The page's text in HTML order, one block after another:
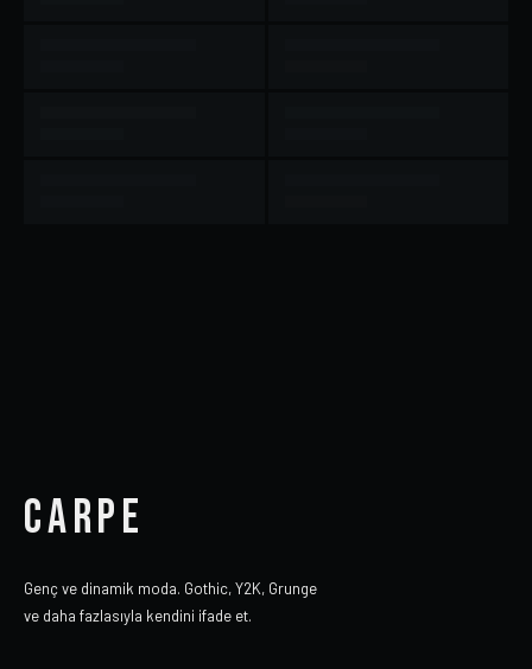
CARPE
Genç ve dinamik moda. Gothic, Y2K, Grunge
ve daha fazlasıyla kendini ifade et.